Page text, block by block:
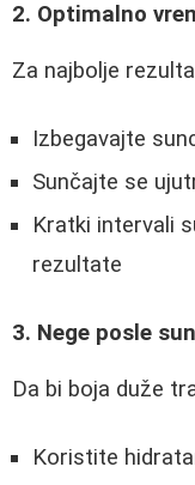
2. Optimalno
Za najbolje
Izbegavajte
Sunčajte se
Kratki intervali
rezultate
3. Nege posle
Da bi boja duže
Koristite